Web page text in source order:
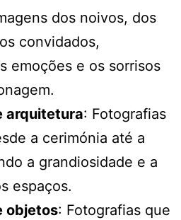
dos noivos, dos
convidados,
emoções e os sorrisos
arquitetura: Fotografias
a cerimónia até a
a grandiosidade e a
espaços.
objetos: Fotografias que